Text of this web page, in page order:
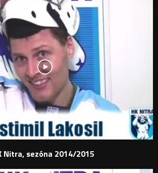
Nitra, sezóna 2014/2015